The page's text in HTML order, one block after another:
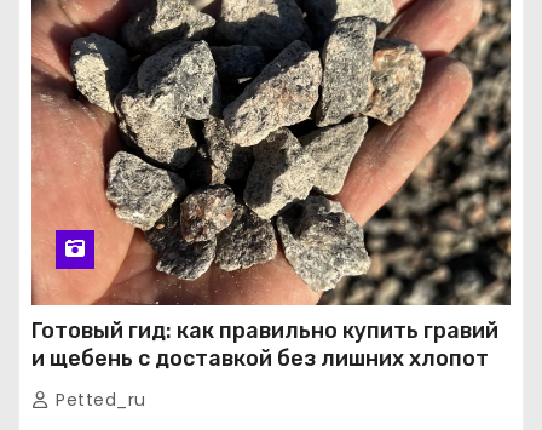
Готовый гид: как правильно купить гравий
и щебень с доставкой без лишних хлопот
Petted_ru